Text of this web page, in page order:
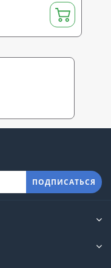
ПОДПИСАТЬСЯ